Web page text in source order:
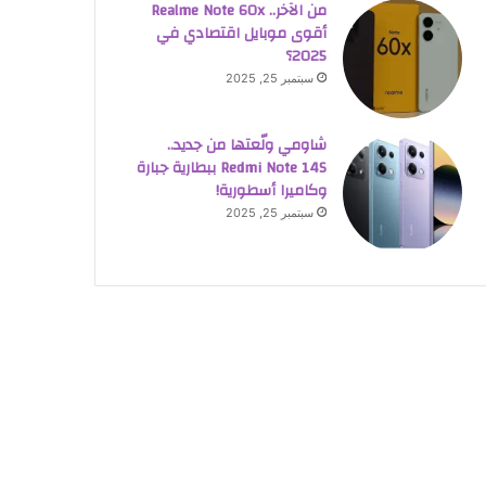
من الآخر.. Realme Note 60x
أقوى موبايل اقتصادي في
2025؟
سبتمبر 25, 2025
شاومي ولّعتها من جديد..
Redmi Note 14S ببطارية جبارة
وكاميرا أسطورية!
سبتمبر 25, 2025